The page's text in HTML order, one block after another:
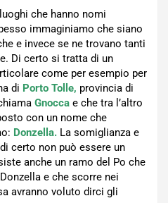
che hanno nomi
immaginiamo che siano
e invece se ne trovano tanti
Di certo si tratta di un
come per esempio per
di Porto Tolle, provincia di
Gnocca e che tra l’altro
con un nome che
Donzella. La somiglianza e
certo non può essere un
anche un ramo del Po che
e che scorre nei
avranno voluto dirci gli